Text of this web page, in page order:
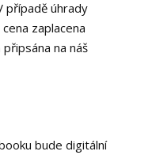
případě úhrady
zaplacena
na náš
bude digitální